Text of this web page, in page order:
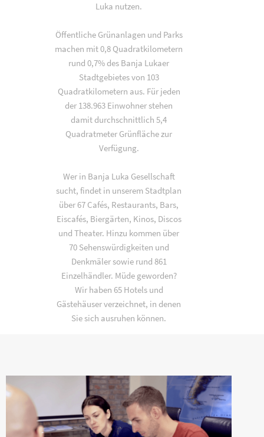
Luka nutzen.
Öffentliche Grünanlagen und Parks
machen mit 0,8 Quadratkilometern
rund 0,7% des Banja Lukaer
Stadtgebietes von 103
Quadratkilometern aus. Für jeden
der 138.963 Einwohner stehen
damit durchschnittlich 5,4
Quadratmeter Grünfläche zur
Verfügung.
Wer in Banja Luka Gesellschaft
sucht, findet in unserem Stadtplan
über 67 Cafés, Restaurants, Bars,
Eiscafés, Biergärten, Kinos, Discos
und Theater. Hinzu kommen über
70 Sehenswürdigkeiten und
Denkmäler sowie rund 861
Einzelhändler. Müde geworden?
Wir haben 65 Hotels und
Gästehäuser verzeichnet, in denen
Sie sich ausruhen können.